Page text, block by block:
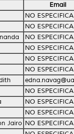
Email
NO
NO
NO
NO
NO
NO
NO
NO
NO
Jairo NO